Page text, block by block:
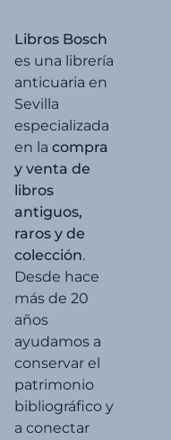
Libros Bosch
es una librería
anticuaria en
Sevilla
especializada
en la compra
y venta de
libros
antiguos,
raros y de
colección.
Desde hace
más de 20
años
ayudamos a
conservar el
patrimonio
bibliográfico y
a conectar